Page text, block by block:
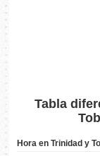
Tabla
Hora en Trinidad y